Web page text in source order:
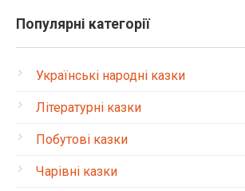
Популярні категорії
Українські народні казки
Літературні казки
Побутові казки
Чарівні казки